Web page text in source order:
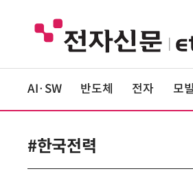
AI·SW 반도체 전자 모
#한국전력